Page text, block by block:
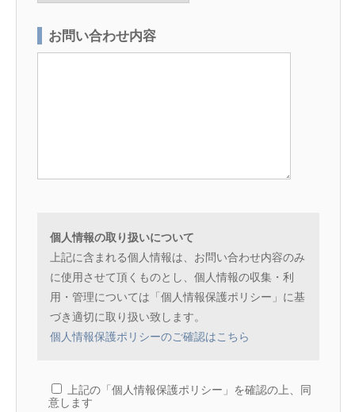
お問い合わせ内容
個人情報の取り扱いについて
上記に含まれる個人情報は、お問い合わせ内容のみ
に使用させて頂くものとし、個人情報の収集・利
用・管理については「個人情報保護ポリシー」に基
づき適切に取り扱い致します。
個人情報保護ポリシーのご確認はこちら
上記の「個人情報保護ポリシー」を確認の上、同
意します